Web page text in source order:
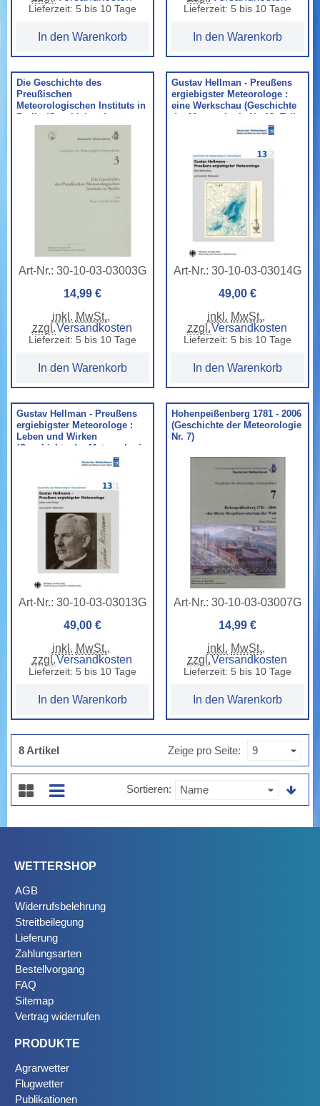
Lieferzeit: 5 bis 10 Tage
In den Warenkorb
Lieferzeit: 5 bis 10 Tage
In den Warenkorb
Die Geschichte des
Preußischen
Meteorologischen Instituts in
Berlin (Geschichte der
Meteorologie Nr. 3)
Art-Nr.: 30-10-03-03003G
14,99 €
inkl. MwSt.,
zzgl.Versandkosten
Lieferzeit: 5 bis 10 Tage
In den Warenkorb
Gustav Hellman - Preußens
ergiebigster Meteorologe :
eine Werkschau (Geschichte
der Meteorologie Nr. 13, Teil
Art-Nr.:30-10-03-03014G
49,00 €
inkl. MwSt.,
zzgl.Versandkosten
Lieferzeit: 5 bis 10 Tage
In den Warenkorb
Gustav Hellman - Preußens
ergiebigster Meteorologe :
Leben und Wirken
(Geschichte der Meteorologie
Art-Nr.: 30-10-03-03013G
49,00 €
inkl. MwSt.,
zzgl.Versandkosten
Lieferzeit: 5 bis 10 Tage
In den Warenkorb
Hohenpeißenberg 1781 - 2006
(Geschichte der Meteorologie
Nr. 7)
Art-Nr.:30-10-03-03007G
14,99 €
inkl. MwSt.,
zzgl.Versandkosten
Lieferzeit: 5 bis 10 Tage
In den Warenkorb
8 Artikel Zeige pro Seite
Sortieren
WETTERSHOP
AGB
Widerrufsbelehrung
Streitbeilegung
Lieferung
Zahlungsarten
Bestellvorgang
FAQ
Sitemap
Vertrag widerrufen
PRODUKTE
Agrarwetter
Flugwetter
Publikationen